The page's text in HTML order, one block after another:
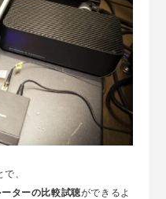
、
ターの比較試聴ができるよ